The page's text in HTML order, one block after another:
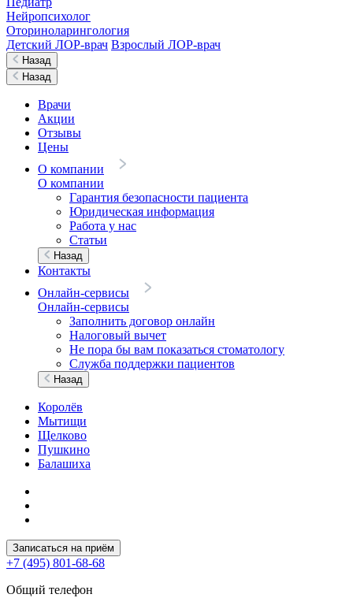
Нейропсихолог
Оториноларингология
Детский ЛОР-врач Взрослый ЛОР-врач
Назад
Назад
Врачи
Акции
Отзывы
Цены
О компании
О компании
Гарантия безопасности пациента
Юридическая информация
Работа у нас
Статьи
Назад
Контакты
Онлайн-сервисы
Онлайн-сервисы
Заполнить договор онлайн
Налоговый вычет
Не пора бы вам показаться стоматологу
Служба поддержки пациентов
Назад
Королёв
Мытищи
Щелково
Пушкино
Балашиха
Записаться на приём
+7 (495) 801-68-68
Общий телефон